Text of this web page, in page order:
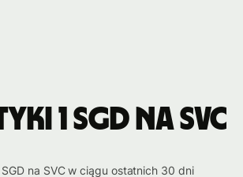
1 SGD na SVC
na SVC w ciągu ostatnich 30 dni